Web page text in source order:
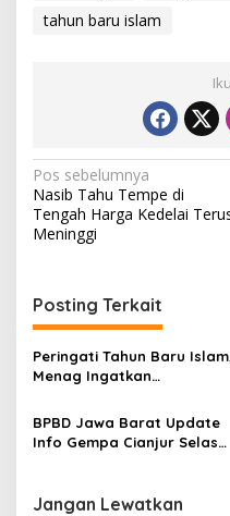
tahun baru islam
N
a
v
g
a
s
p
o
Pos sebelumnya
Nasib Tahu Tempe di
Tengah Harga Kedelai
Meninggi
Posting Terkait
Peringati Tahun Baru
Menag Ingatkan
Demi Bangun Negara
BPBD Jawa Barat Update
Info Gempa Cianjur Selasa
Jangan Lewatkan